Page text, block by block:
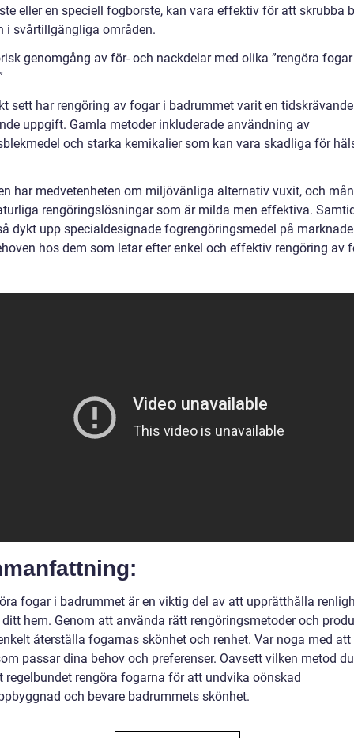
eller en speciell fogborste, kan vara effektiv för att skrubba
i svårtillgängliga områden.
genomgång av för- och nackdelar med olika ”rengöra fogar
sett har rengöring av fogar i badrummet varit en
uppgift. Gamla metoder inkluderade användning av
och starka kemikalier som kan vara skadliga för
har medvetenheten om miljövänliga alternativ vuxit, och
rengöringslösningar som är milda men effektiva.
dykt upp specialdesignade fogrengöringsmedel på
hos dem som letar efter enkel och effektiv rengöring av
fogar i badrummet är en viktig del av att upprätthålla
hem. Genom att använda rätt rengöringsmetoder och
återställa fogarnas skönhet och renhet. Var noga med
passar dina behov och preferenser. Oavsett vilken metod
regelbundet rengöra fogarna för att undvika oönskad
och bevare badrummets skönhet.